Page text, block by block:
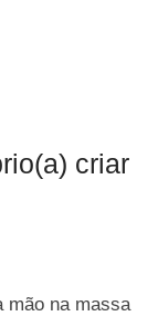
criar
mão na massa